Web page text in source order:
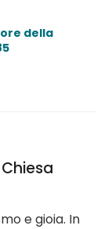
della
e gioia. In